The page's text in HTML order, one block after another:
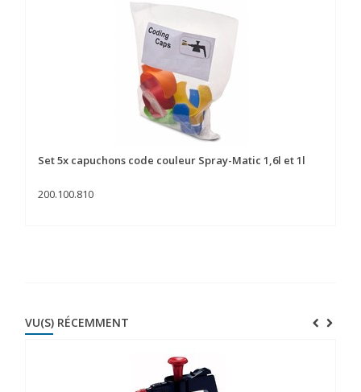
Set 5x capuchons code couleur Spray-Matic 1,6l et 1l
200.100.810
VU(S) RÉCEMMENT